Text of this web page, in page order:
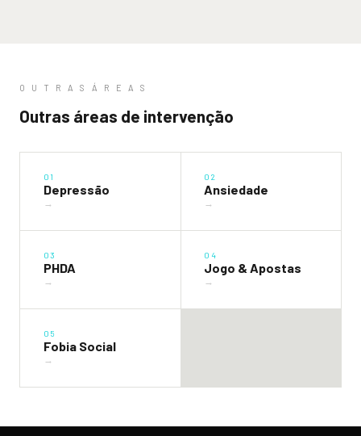
O U T R A S Á R E A S
Outras áreas de intervenção
01
Depressão
→
02
Ansiedade
→
03
PHDA
→
04
Jogo & Apostas
→
05
Fobia Social
→